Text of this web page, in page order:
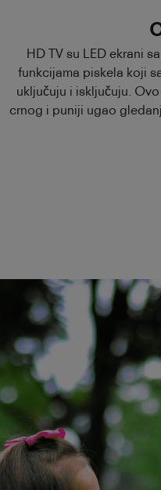
HD TV su LED ekrani
funkcijama piskela koji
uključuju i isključuju.
crnog i puniji ugao